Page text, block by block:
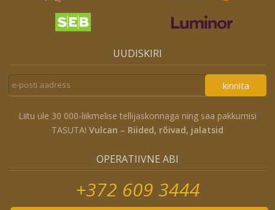
UUDISKIRI
kinnita
Liitu üle 30 000-liikmelise tellijaskonnaga ning saa pakkumisi
TASUTA! Vulcan – Riided, rõivad, jalatsid
OPERATIIVNE ABI
+372 609 3444